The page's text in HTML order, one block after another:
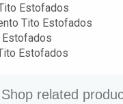
Estofados
Tito Estofados
Estofados
Estofados